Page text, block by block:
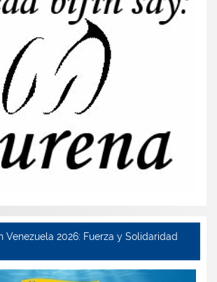
Venezuela 2026: Fuerza y Solidaridad